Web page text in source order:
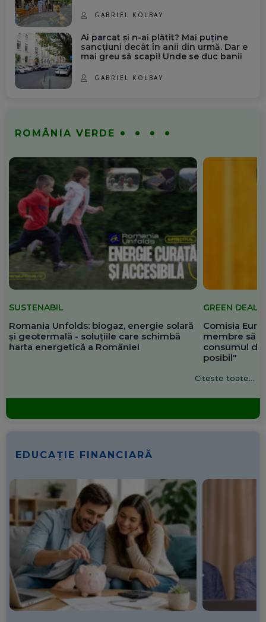
GABRIEL KOLBAY
Ai parcat și n-ai plătit? Mai puține
sancțiuni decât în anii din urmă. Dar e
mai greu să scapi! Unde se duc banii
GABRIEL KOLBAY
ROMÂNIA VERDE
SUSTENABIL
Romania Unfolds: biogaz, energie solară
și geotermală - soluțiile care schimbă
harta energetică a României
GREEN DEAL
Comisia
membre să
consumul de
posibil"
Citește toate...
EDUCAȚIE FINANCIARĂ